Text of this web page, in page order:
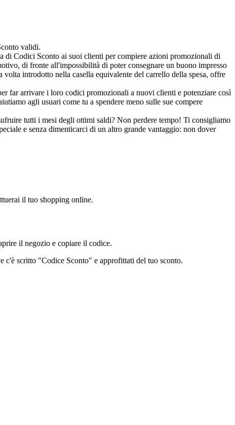
validi.
di Codici Sconto ai suoi clienti per compiere azioni promozionali di
di fronte all'impossibilità di poter consegnare un buono impresso
introdotto nella casella equivalente del carrello della spesa, offre
far arrivare i loro codici promozionali a nuovi clienti e potenziare così
agli usuari come tu a spendere meno sulle sue compere
tutti i mesi degli ottimi saldi? Non perdere tempo! Ti consigliamo
e senza dimenticarci di un altro grande vantaggio: non dover
il tuo shopping online.
il negozio e copiare il codice.
c'è scritto "Codice Sconto" e approfittati del tuo sconto.